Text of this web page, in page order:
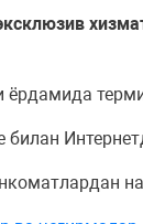
ёрдамида
билан